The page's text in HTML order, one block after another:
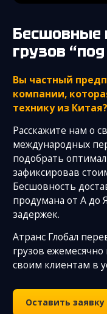
Бесшовные перевозки сборных
грузов
Вы частный
компании,
технику из Китая?
Расскажите нам о
международных
подобрать
зафиксировав
Бесшовность
продумана от А до
задержек.
Атранс Глобал
грузов
своим клиентам в
Оставить заявку